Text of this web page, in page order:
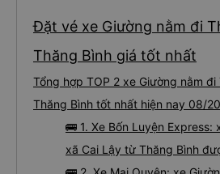
Đặt vé xe Giường nằm đi
Thăng Bình giá tốt nhất
Tổng hợp TOP 2 xe Giường nằm
Thăng Bình tốt nhất hiện nay 08/
🚌 1. Xe Bốn Luyện Express:
xã Cai Lậy từ Thăng Bình